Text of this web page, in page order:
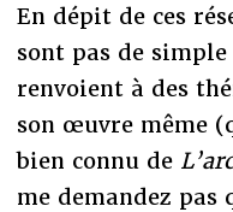
En dépit de ces
sont pas de
renvoient à des
son œuvre même
bien connu de
me demandez pas